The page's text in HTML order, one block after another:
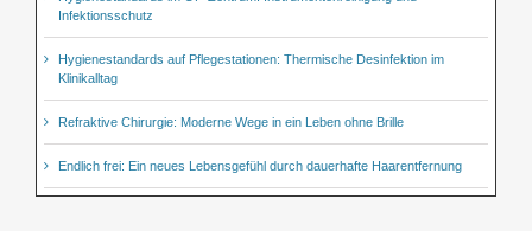
Infektionsschutz
Hygienestandards auf Pflegestationen: Thermische Desinfektion im
Klinikalltag
Refraktive Chirurgie: Moderne Wege in ein Leben ohne Brille
Endlich frei: Ein neues Lebensgefühl durch dauerhafte Haarentfernung